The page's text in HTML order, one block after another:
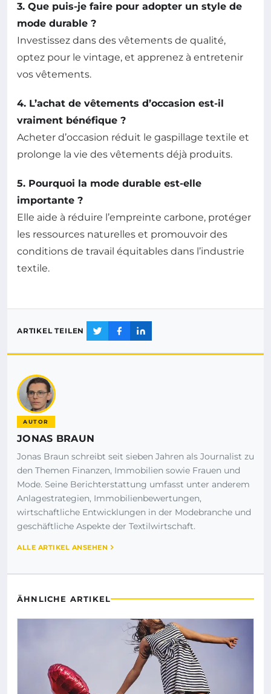
3. Que puis-je faire pour adopter un style de
mode durable ?
Investissez dans des vêtements de qualité,
optez pour le vintage, et apprenez à entretenir
vos vêtements.
4. L’achat de vêtements d’occasion est-il
vraiment bénéfique ?
Acheter d’occasion réduit le gaspillage textile et
prolonge la vie des vêtements déjà produits.
5. Pourquoi la mode durable est-elle
importante ?
Elle aide à réduire l’empreinte carbone, protéger
les ressources naturelles et promouvoir des
conditions de travail équitables dans l’industrie
textile.
ARTIKEL TEILEN
AUTOR
JONAS BRAUN
Jonas Braun schreibt seit sieben Jahren als Journalist zu
den Themen Finanzen, Immobilien sowie Frauen und
Mode. Seine Berichterstattung umfasst unter anderem
Anlagestrategien, Immobilienbewertungen,
wirtschaftliche Entwicklungen in der Modebranche und
geschäftliche Aspekte der Textilwirtschaft.
ALLE ARTIKEL ANSEHEN
ÄHNLICHE ARTIKEL